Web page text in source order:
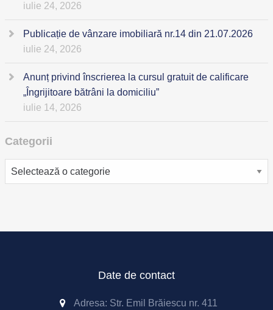
iulie 24, 2026
Publicație de vânzare imobiliară nr.14 din 21.07.2026
iulie 24, 2026
Anunț privind înscrierea la cursul gratuit de calificare
„Îngrijitoare bătrâni la domiciliu”
iulie 14, 2026
Categorii
Categorii
Date de contact
Adresa: Str. Emil Brăiescu nr. 411